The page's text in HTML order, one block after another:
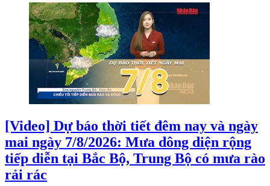
[Video] Dự báo thời tiết đêm nay và ngày
mai ngày 7/8/2026: Mưa dông diện rộng
tiếp diễn tại Bắc Bộ, Trung Bộ có mưa rào
rải rác